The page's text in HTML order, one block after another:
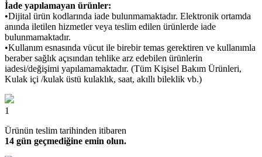
İade yapılamayan ürünler:
•Dijital ürün kodlarında iade bulunmamaktadır. Elektronik ortamda
anında iletilen hizmetler veya teslim edilen ürünlerde iade
bulunmamaktadır.
•Kullanım esnasında vücut ile birebir temas gerektiren ve kullanımla
beraber sağlık açısından tehlike arz edebilen ürünlerin
iadesi/değişimi yapılamamaktadır. (Tüm Kişisel Bakım Ürünleri,
Kulak içi /kulak üstü kulaklık, saat, akıllı bileklik vb.)
1
Ürünün teslim tarihinden itibaren
14 gün geçmediğine emin olun.